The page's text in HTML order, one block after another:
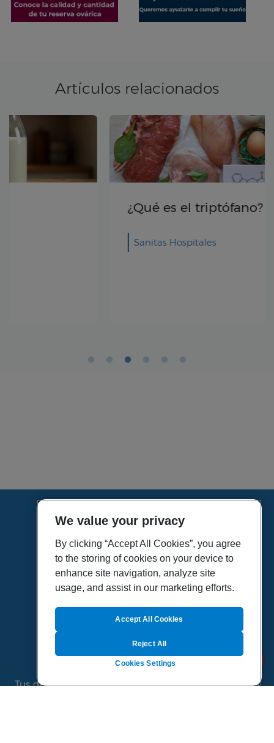
Artículos relacionados
¿Qué es el triptófano?
HOME
VÍDEOS
POLÍTICA DE PRIVACIDAD
POLÍTICA DE COOKIES
MAPA DEL SITIO
QUIENES SOMOS
Tus dudas de salud es un proyecto de Sanitas, todo
We value your privacy
By clicking “Accept All Cookies”, you agree
to the storing of cookies on your device to
enhance site navigation, analyze site
usage, and assist in our marketing efforts.
Cookies Settings
Reject All
Accept All Cookies